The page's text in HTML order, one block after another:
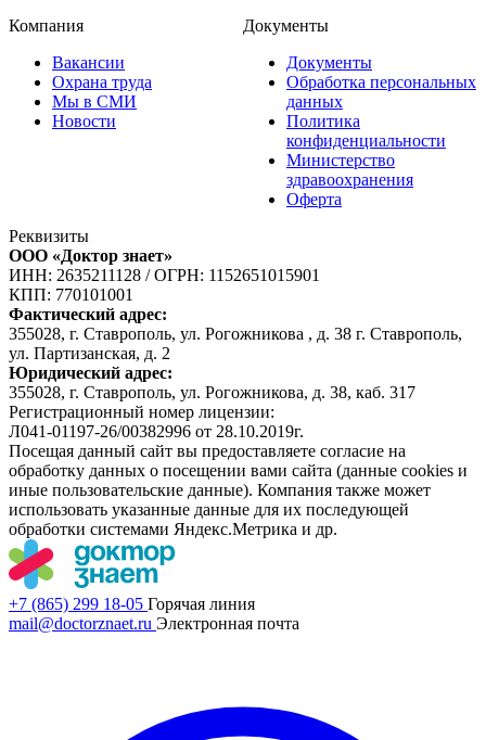
Компания
Вакансии
Охрана труда
Мы в СМИ
Новости
Документы
Документы
Обработка персональных
данных
Политика
конфиденциальности
Министерство
здравоохранения
Оферта
Реквизиты
ООО «Доктор знает»
ИНН: 2635211128 /ОГРН: 1152651015901
КПП: 770101001
Фактический адрес:
355028, г. Ставрополь, ул. Рогожникова , д. 38 г. Ставрополь,
ул. Партизанская, д. 2
Юридический адрес:
355028, г. Ставрополь, ул. Рогожникова, д. 38, каб. 317
Регистрационный номер лицензии:
Л041-01197-26/00382996 от 28.10.2019г.
Посещая данный сайт вы предоставляете согласие на
обработку данных о посещении вами сайта (данные cookies и
иные пользовательские данные). Компания также может
использовать указанные данные для их последующей
обработки системами Яндекс.Метрика и др.
+7 (865) 299 18-05 Горячая линия
mail@doctorznaet.ru Электронная почта